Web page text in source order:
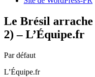
Le Brésil
2) – L’Équipe.fr
Par défaut
L’Équipe.fr